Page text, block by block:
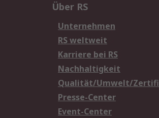
Über RS
Unternehmen
RS weltweit
Karriere bei RS
Nachhaltigkeit
Qualität/Umwelt/
Presse-Center
Event-Center